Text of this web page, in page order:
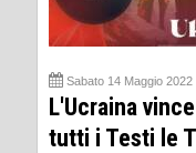
Sabato 14 Maggio 2022
L'Ucraina
tutti i Testi le